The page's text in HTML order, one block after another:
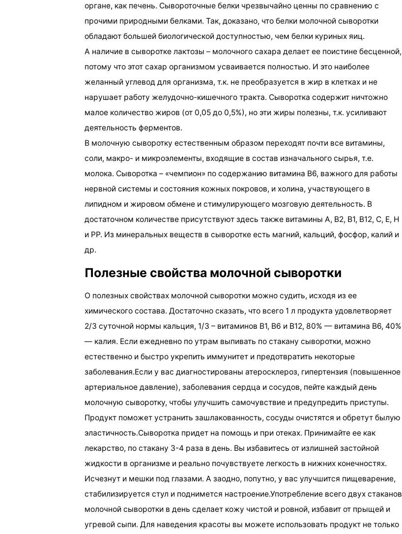
органе, как печень. Сывороточные белки чрезвычайно ценны по сравнению с
прочими природными белками. Так, доказано, что белки молочной сыворотки
обладают большей биологической доступностью, чем белки куриных яиц.
А наличие в сыворотке лактозы – молочного сахара делает ее поистине бесценной,
потому что этот сахар организмом усваивается полностью. И это наиболее
желанный углевод для организма, т.к. не преобразуется в жир в клетках и не
нарушает работу желудочно-кишечного тракта. Сыворотка содержит ничтожно
малое количество жиров (от 0,05 до 0,5%), но эти жиры полезны, т.к. усиливают
деятельность ферментов.
В молочную сыворотку естественным образом переходят почти все витамины,
соли, макро- и микроэлементы, входящие в состав изначального сырья, т.е.
молока. Сыворотка – «чемпион» по содержанию витамина В6, важного для работы
нервной системы и состояния кожных покровов, и холина, участвующего в
липидном и жировом обмене и стимулирующего мозговую деятельность. В
достаточном количестве присутствуют здесь также витамины А, В2, В1, В12, С, Е, Н
и РР. Из минеральных веществ в сыворотке есть магний, кальций, фосфор, калий и
др.
Полезные свойства молочной сыворотки
О полезных свойствах молочной сыворотки можно судить, исходя из ее
химического состава. Достаточно сказать, что всего 1 л продукта удовлетворяет
2/3 суточной нормы кальция, 1/3 – витаминов В1, В6 и В12, 80% — витамина В6, 40%
— калия. Если ежедневно по утрам выпивать по стакану сыворотки, можно
естественно и быстро укрепить иммунитет и предотвратить некоторые
заболевания.Если у вас диагностированы атеросклероз, гипертензия (повышенное
артериальное давление), заболевания сердца и сосудов, пейте каждый день
молочную сыворотку, чтобы улучшить самочувствие и предупредить приступы.
Продукт поможет устранить зашлакованность, сосуды очистятся и обретут былую
эластичность.Сыворотка придет на помощь и при отеках. Принимайте ее как
лекарство, по стакану 3-4 раза в день. Вы избавитесь от излишней застойной
жидкости в организме и реально почувствуете легкость в нижних конечностях.
Исчезнут и мешки под глазами. А заодно, попутно, у вас улучшится пищеварение,
стабилизируется стул и поднимется настроение.Употребление всего двух стаканов
молочной сыворотки в день сделает кожу чистой и ровной, избавит от прыщей и
угревой сыпи. Для наведения красоты вы можете использовать продукт не только